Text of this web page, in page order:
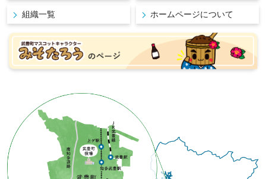
組織一覧 ホームページについて